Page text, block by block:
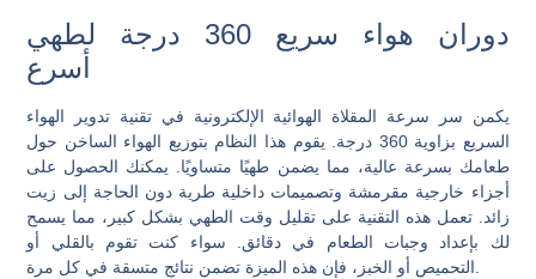
دوران هواء سريع 360 درجة لطهي
يكمن سر سرعة المقلاة الهوائية الإلكترونية في تقنية تدوير الهواء
السريع بزاوية 360 درجة. يقوم هذا النظام بتوزيع الهواء الساخن حول
طعامك بسرعة عالية، مما يضمن طهيًا متساويًا. يمكنك الحصول على
أجزاء خارجية مقرمشة وتصميمات داخلية طرية دون الحاجة إلى زيت
زائد. تعمل هذه التقنية على تقليل وقت الطهي بشكل كبير، مما يسمح
لك بإعداد وجبات الطعام في دقائق. سواء كنت تقوم بالقلي أو